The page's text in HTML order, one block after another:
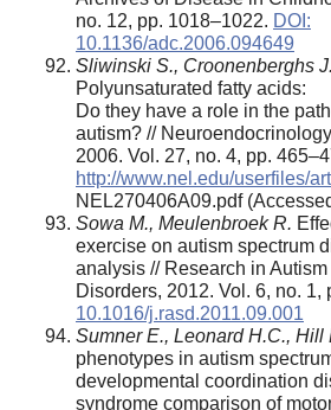
no. 12, pp. 1018–1022. DOI:
10.1136/adc.2006.094649
Sliwinski S., Croonenberghs
Polyunsaturated fatty acids:
Do they have a role in the
autism? //
2006. Vol. 27, no. 4, pp.
http://www.nel.edu/userfiles/
NEL270406A09.pdf
Sowa M., Meulenbroek R.
exercise on autism spectrum
analysis // Research in
Disorders, 2012. Vol. 6, no. 1,
10.1016/j.rasd.2011.09.001
Sumner E., Leonard H.C., Hill
phenotypes in autism
developmental coordination
syndrome comparison of